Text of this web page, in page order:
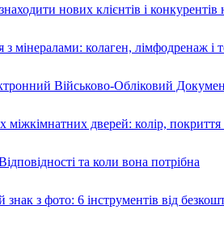
нових клієнтів і
мінералами: колаген, лімфодренаж і
Військово-Обліковий
дверей: колір, покриття
та коли вона потрібна
з фото: 6 інструментів від